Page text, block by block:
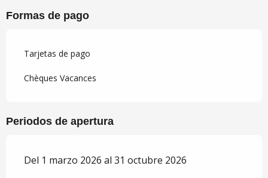
Formas de pago
Tarjetas de pago
Chèques Vacances
Periodos de apertura
Del 1 marzo 2026 al 31 octubre 2026